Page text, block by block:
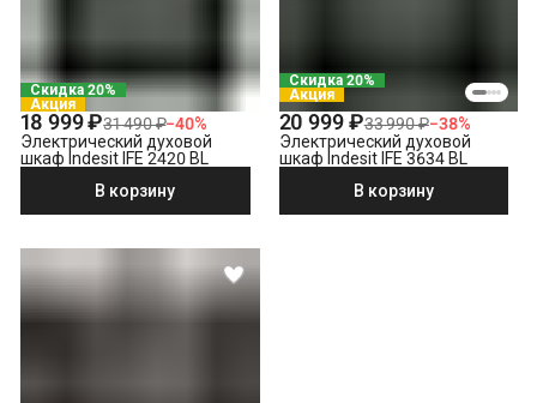
Скидка 20%
Акция
18 999 ₽31 490 ₽−40%
Электрический духовой
шкаф Indesit IFE 2420 BL
В корзину
Скидка 20%
Акция
20 999 ₽33 990 ₽−38%
Электрический духовой
шкаф Indesit IFE 3634 BL
В корзину